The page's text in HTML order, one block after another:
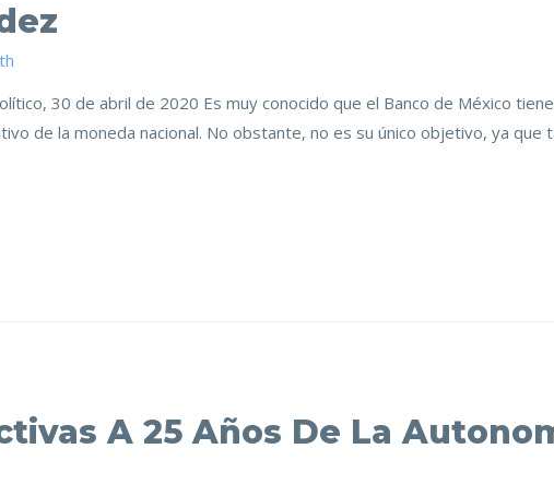
30 de abril de 2020 Es muy conocido que el Banco de México
de la moneda nacional. No obstante, no es su único objetivo, ya que
A 25 Años De La